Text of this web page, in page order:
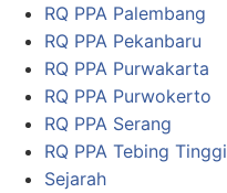
RQ PPA Palembang
RQ PPA Pekanbaru
RQ PPA Purwakarta
RQ PPA Purwokerto
RQ PPA Serang
RQ PPA Tebing Tinggi
Sejarah